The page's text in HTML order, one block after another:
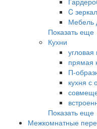
C
Мебель
Показать еще
Кухни
угловая
прямая
П-
кухня с
Показать еще
Межкомнатные